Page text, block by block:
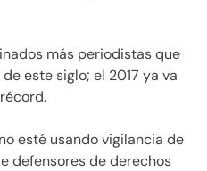
más periodistas que
este siglo; el 2017 ya va
esté usando vigilancia de
defensores de derechos